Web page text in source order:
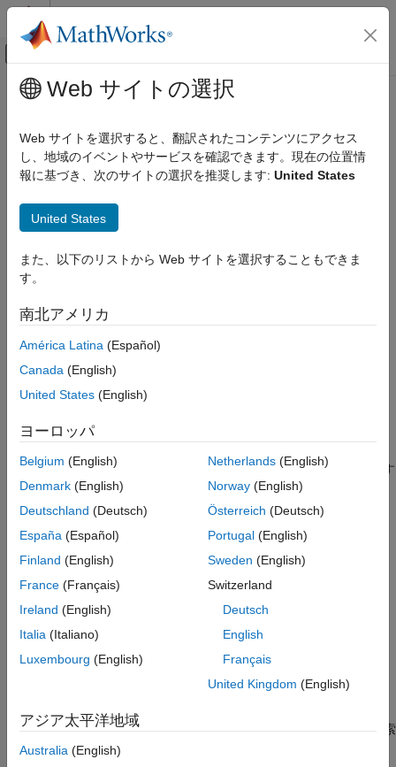
コンテンツへスキップ
オフキャンバス ナビゲーション メ
ドキュメンテーションのホーム
Simulink Check
項目一覧
チェックのパラメーター化
結果と推奨アクション
メインコンテンツ
Stateflow 遷移の外観をチェック
チェック ID: mathworks.jmaab.db_0129
JMAAB v5.1
説明
Stateflow 遷移をチェックします。
このチェックにはSimulink
ンスが必要です。
チェックのパラメーター化
このチェックには、MAB および JMAAB モデリング ガイドライ
います。モデル アドバイザー構成エディターを使用して、実行す
るサブ ID (1 つ以上) を指定できます。
用が推奨されている MAB ガイドライン サブ ID は以下のとおり
です。
JMAAB — a、b、c、d、e
モデル構成エディターを開いて、チェック IDdb_0129を検索
します。
Web サイトの選択
Web サイトを選択すると、翻訳されたコンテンツにアクセス
し、地域のイベントやサービスを確認できます。現在の位置情
報に基づき、次のサイトの選択を推奨します: United States
United States
また、以下のリストから Web サイトを選択することもできま
す。
南北アメリカ
América Latina (Español)
Canada (English)
United States (English)
ヨーロッパ
Belgium (English)
Denmark (English)
Deutschland (Deutsch)
España (Español)
Finland (English)
France (Français)
Ireland (English)
Italia (Italiano)
Luxembourg (English)
Netherlands(English)
Norway(English)
Österreich (Deutsch)
Portugal(English)
Sweden (English)
Switzerland
Deutsch
English
Français
United Kingdom (English)
アジア太平洋地域
Australia (English)